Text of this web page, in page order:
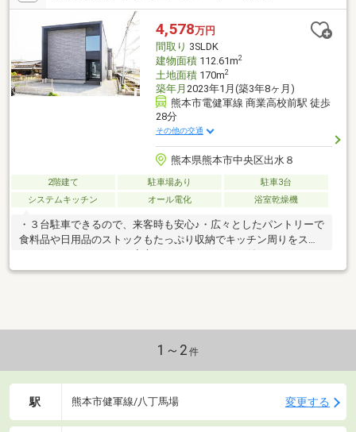
4,578万円
間取り 3SLDK
建物面積112.61m2
土地面積170m2
築年月 2023年1月(築3年8ヶ月)
熊本市電健軍線 商業高校前駅 徒歩
28分
その他の交通
熊本県熊本市中央区出水８
2階建て 駐車場あり
駐車3台
システムキッチン
オール電化 浴室乾燥機
・３台駐車できるので、来客時も安心♪・広々としたパントリーで
食料品や日用品のストックもたっぷり収納でキッチン周りをスッ
ＷＩＣ！ご夫婦で分けて使ったり、季節ごとに収納を分けたり、
ん 車２分まずは「見るだけ」「聞くだけ」でも全然ＯＫ！お気
軽にお問合せください♪当日のご予約はお電話がスムーズです。０
９６－２７７－１８００までご連絡ください
1～2 件
駅 熊本市健軍線/八丁馬場 変更する